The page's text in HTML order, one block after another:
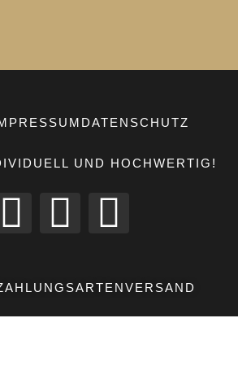
DATENSCHUTZ
UND HOCHWERTIG!
VERSAND